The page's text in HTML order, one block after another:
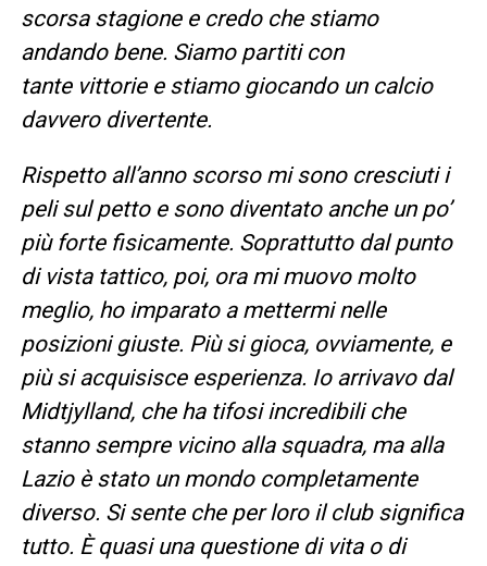
scorsa stagione e credo che stiamo
andando bene. Siamo partiti con
tante vittorie e stiamo giocando un calcio
davvero divertente.
Rispetto all’anno scorso mi sono cresciuti i
peli sul petto e sono diventato anche un po’
più forte fisicamente. Soprattutto dal punto
di vista tattico, poi, ora mi muovo molto
meglio, ho imparato a mettermi nelle
posizioni giuste. Più si gioca, ovviamente, e
più si acquisisce esperienza. Io arrivavo dal
Midtjylland, che ha tifosi incredibili che
stanno sempre vicino alla squadra, ma alla
Lazio è stato un mondo completamente
diverso. Si sente che per loro il club significa
tutto. È quasi una questione di vita o di